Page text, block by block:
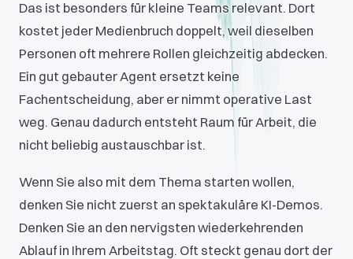
Das ist besonders für kleine Teams relevant. Dort
kostet jeder Medienbruch doppelt, weil dieselben
Personen oft mehrere Rollen gleichzeitig abdecken.
Ein gut gebauter Agent ersetzt keine
Fachentscheidung, aber er nimmt operative Last
weg. Genau dadurch entsteht Raum für Arbeit, die
nicht beliebig austauschbar ist.
Wenn Sie also mit dem Thema starten wollen,
denken Sie nicht zuerst an spektakuläre KI-Demos.
Denken Sie an den nervigsten wiederkehrenden
Ablauf in Ihrem Arbeitstag. Oft steckt genau dort der